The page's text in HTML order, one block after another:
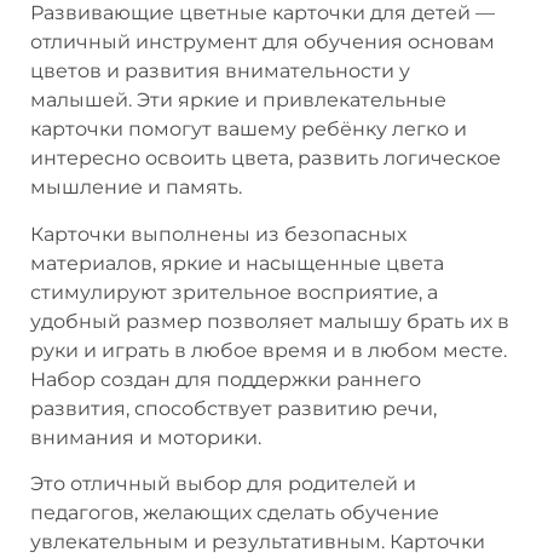
Развивающие цветные карточки для детей —
отличный инструмент для обучения основам
цветов и развития внимательности у
малышей. Эти яркие и привлекательные
карточки помогут вашему ребёнку легко и
интересно освоить цвета, развить логическое
мышление и память.
Карточки выполнены из безопасных
материалов, яркие и насыщенные цвета
стимулируют зрительное восприятие, а
удобный размер позволяет малышу брать их в
руки и играть в любое время и в любом месте.
Набор создан для поддержки раннего
развития, способствует развитию речи,
внимания и моторики.
Это отличный выбор для родителей и
педагогов, желающих сделать обучение
увлекательным и результативным. Карточки